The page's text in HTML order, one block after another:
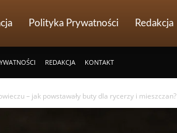
Polityka Prywatności Redakcja
REDAKCJA KONTAKT
– jak powstawały buty dla rycerzy i mieszczan?